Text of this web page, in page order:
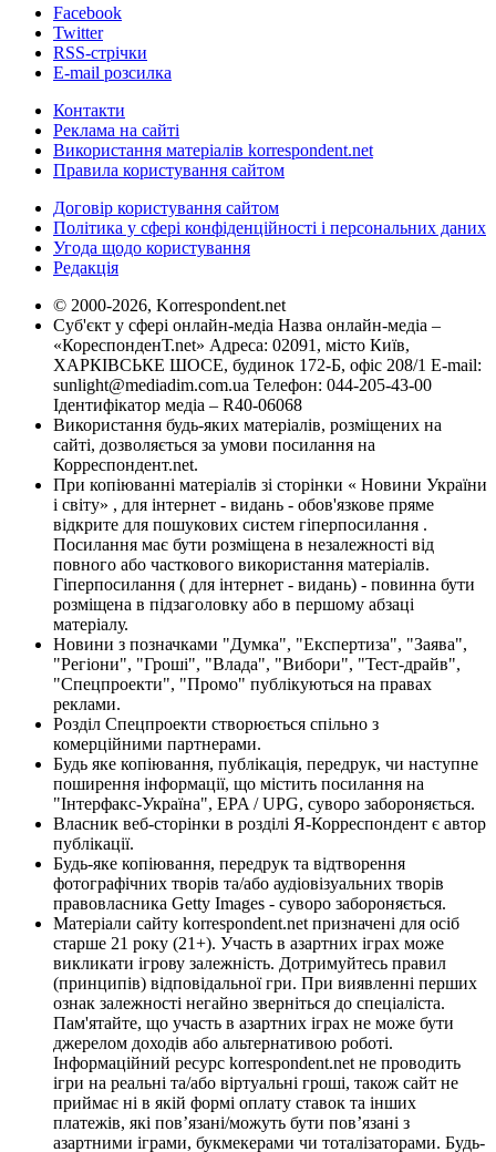
Facebook
Twitter
RSS-стрічки
E-mail розсилка
Контакти
Реклама на сайті
Використання матеріалів korrespondent.net
Правила користування сайтом
Договір користування сайтом
Політика у сфері конфіденційності і персональних даних
Угода щодо користування
Редакція
© 2000-2026, Korrespondent.net
Суб'єкт у сфері онлайн-медіа Назва онлайн-медіа –
«КореспонденТ.net» Адреса: 02091, місто Київ,
ХАРКІВСЬКЕ ШОСЕ, будинок 172-Б, офіс 208/1 E-mail:
sunlight@mediadim.com.ua Телефон: 044-205-43-00
Ідентифікатор медіа – R40-06068
Використання будь-яких матеріалів, розміщених на
сайті, дозволяється за умови посилання на
Корреспондент.net.
При копіюванні матеріалів зі сторінки « Новини України
і світу» , для інтернет - видань - обов'язкове пряме
відкрите для пошукових систем гіперпосилання .
Посилання має бути розміщена в незалежності від
повного або часткового використання матеріалів.
Гіперпосилання ( для інтернет - видань) - повинна бути
розміщена в підзаголовку або в першому абзаці
матеріалу.
Новини з позначками "Думка", "Експертиза", "Заява",
"Регіони", "Гроші", "Влада", "Вибори", "Тест-драйв",
"Спецпроекти", "Промо" публікуються на правах
реклами.
Розділ Спецпроекти створюється спільно з
комерційними партнерами.
Будь яке копіювання, публікація, передрук, чи наступне
поширення інформації, що містить посилання на
"Інтерфакс-Україна", EPA / UPG, суворо забороняється.
Власник веб-сторінки в розділі Я-Корреспондент є автор
публікації.
Будь-яке копіювання, передрук та відтворення
фотографічних творів та/або аудіовізуальних творів
правовласника Getty Images - суворо забороняється.
Матеріали сайту korrespondent.net призначені для осіб
старше 21 року (21+). Участь в азартних іграх може
викликати ігрову залежність. Дотримуйтесь правил
(принципів) відповідальної гри. При виявленні перших
ознак залежності негайно зверніться до спеціаліста.
Пам'ятайте, що участь в азартних іграх не може бути
джерелом доходів або альтернативою роботі.
Інформаційний ресурс korrespondent.net не проводить
ігри на реальні та/або віртуальні гроші, також сайт не
приймає ні в якій формі оплату ставок та інших
платежів, які пов’язані/можуть бути пов’язані з
азартними іграми, букмекерами чи тоталізаторами. Будь-